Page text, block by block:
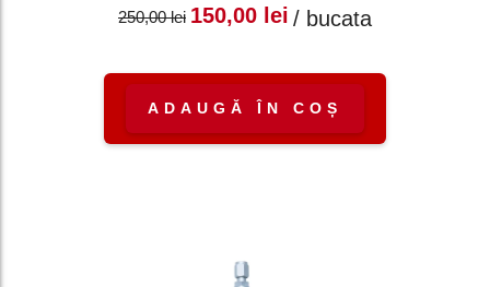
250,00lei
Prețul inițial a fost:
150,00 lei
Prețul curent
/ bucata
ADAUGĂ ÎN COȘ